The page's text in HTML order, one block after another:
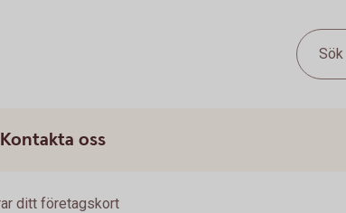
Sök
Kontakta oss
ditt företagskort